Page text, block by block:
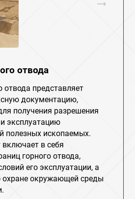
отвода
отвода представляет
документацию,
получения разрешения
эксплуатацию
полезных ископаемых.
в себя
горного отвода,
его эксплуатации, а
окружающей среды